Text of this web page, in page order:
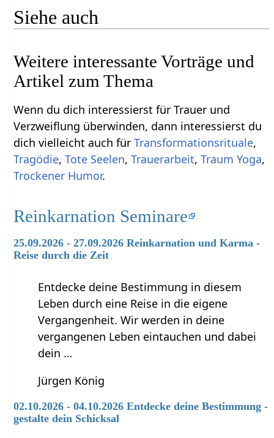
Siehe auch
Weitere interessante Vorträge und
Artikel zum Thema
Wenn du dich interessierst für Trauer und
Verzweiflung überwinden, dann interessierst du
dich vielleicht auch fürTransformationsrituale,
Tragödie,Tote Seelen,Trauerarbeit,Traum Yoga,
Trockener Humor.
Reinkarnation Seminare
25.09.2026 - 27.09.2026 Reinkarnation und Karma -
Reise durch die Zeit
Entdecke deine Bestimmung in diesem
Leben durch eine Reise in die eigene
Vergangenheit. Wir werden in deine
vergangenen Leben eintauchen und dabei
dein …
Jürgen König
02.10.2026 - 04.10.2026 Entdecke deine Bestimmung -
gestalte dein Schicksal